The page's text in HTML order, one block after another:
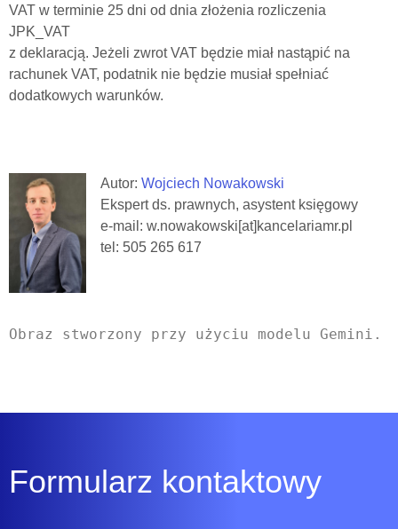
VAT w terminie 25 dni od dnia złożenia rozliczenia
JPK_VAT
z deklaracją. Jeżeli zwrot VAT będzie miał nastąpić na
rachunek VAT, podatnik nie będzie musiał spełniać
dodatkowych warunków.
Autor: Wojciech Nowakowski
Ekspert ds. prawnych, asystent księgowy
e-mail: w.nowakowski[at]kancelariamr.pl
tel: 505 265 617
Obraz stworzony przy użyciu modelu Gemini.
Formularz kontaktowy